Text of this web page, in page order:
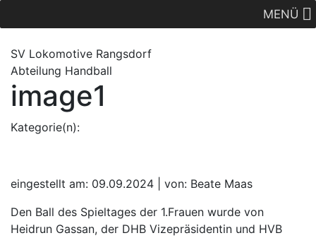
MENÜ
SV Lokomotive Rangsdorf
Abteilung Handball
image1
Kategorie(n):
eingestellt am: 09.09.2024 | von: Beate Maas
Den Ball des Spieltages der 1.Frauen wurde von
Heidrun Gassan, der DHB Vizepräsidentin und HVB